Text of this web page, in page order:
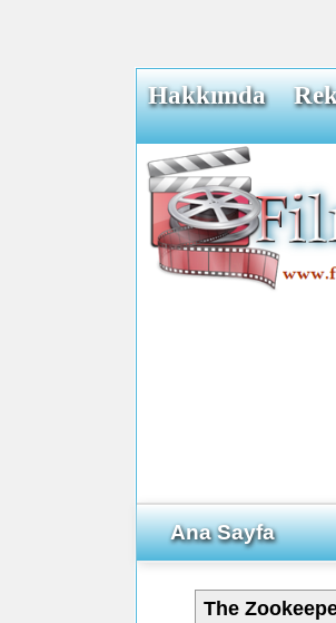
Hakkımda
Ana Sayfa
The